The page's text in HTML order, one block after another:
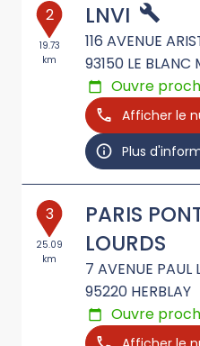
2
19.73
km
LNVI
116 AVENUE
93150 LE BLANC
Ouvre
Afficher le
Plus
3
25.09
km
PARIS
LOURDS
7 AVENUE PAUL
95220 HERBLAY
Ouvre